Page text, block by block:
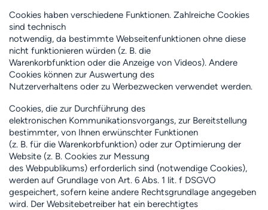
Cookies haben verschiedene Funktionen. Zahlreiche Cookies
sind technisch
notwendig, da bestimmte Webseitenfunktionen ohne diese
nicht funktionieren würden (z. B. die
Warenkorbfunktion oder die Anzeige von Videos). Andere
Cookies können zur Auswertung des
Nutzerverhaltens oder zu Werbezwecken verwendet werden.
Cookies, die zur Durchführung des
elektronischen Kommunikationsvorgangs, zur Bereitstellung
bestimmter, von Ihnen erwünschter Funktionen
(z. B. für die Warenkorbfunktion) oder zur Optimierung der
Website (z. B. Cookies zur Messung
des Webpublikums) erforderlich sind (notwendige Cookies),
werden auf Grundlage von Art. 6 Abs. 1 lit. f DSGVO
gespeichert, sofern keine andere Rechtsgrundlage angegeben
wird. Der Websitebetreiber hat ein berechtigtes